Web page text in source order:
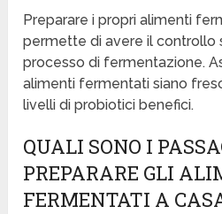
Preparare i propri alimenti
permette di avere il controllo
processo di fermentazione.
alimenti fermentati siano
livelli di probiotici benefici.
QUALI SONO I
PREPARARE GLI
FERMENTATI A